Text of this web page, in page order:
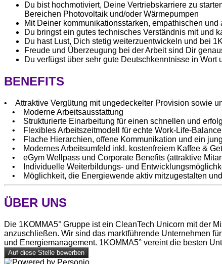
Du bist hochmotiviert, Deine Vertriebskarriere zu
Bereichen Photovoltaik und/oder Wärmepumpen
Mit Deiner kommunikationsstarken, empathischen
Du bringst ein gutes technisches Verständnis mit und
Du hast Lust, Dich stetig weiterzuentwickeln und bei
Freude und Überzeugung bei der Arbeit sind Dir
Du verfügst über sehr gute Deutschkenntnisse in
BENEFITS
• Attraktive Vergütung mit ungedeckelter Provision sowie
• Moderne Arbeitsausstattung
• Strukturierte Einarbeitung für einen schnellen und
• Flexibles Arbeitszeitmodell für echte Work-Life-Balance
• Flache Hierarchien, offene Kommunikation und ein
• Modernes Arbeitsumfeld inkl. kostenfreiem Kaffee &
• eGym Wellpass und Corporate Benefits (attraktive
• Individuelle Weiterbildungs- und
• Möglichkeit, die Energiewende aktiv mitzugestalten
ÜBER UNS
Die 1KOMMA5° Gruppe ist ein CleanTech Unicorn mit der
anzuschließen. Wir sind das marktführende Unternehmen
und Energiemanagement. 1KOMMA5° vereint die besten
Auf diese Stelle bewerben